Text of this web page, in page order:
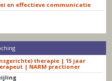
en effectieve communicatie
therapie | 15 jaar
| NARM practioner